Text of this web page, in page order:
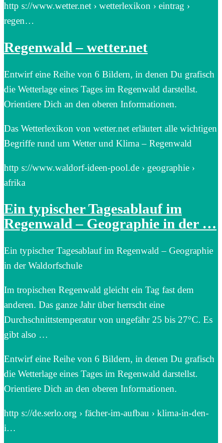
http s://www.wetter.net › wetterlexikon › eintrag ›
regen…
Regenwald – wetter.net
Entwirf eine Reihe von 6 Bildern, in denen Du grafisch
die Wetterlage eines Tages im Regenwald darstellst.
Orientiere Dich an den oberen Informationen.
Das Wetterlexikon von wetter.net erläutert alle wichtigen
Begriffe rund um Wetter und Klima – Regenwald
http s://www.waldorf-ideen-pool.de › geographie ›
afrika
Ein typischer Tagesablauf im
Regenwald – Geographie in der …
Ein typischer Tagesablauf im Regenwald – Geographie
in der Waldorfschule
Im tropischen Regenwald gleicht ein Tag fast dem
anderen. Das ganze Jahr über herrscht eine
Durchschnittstemperatur von ungefähr 25 bis 27°C. Es
gibt also …
Entwirf eine Reihe von 6 Bildern, in denen Du grafisch
die Wetterlage eines Tages im Regenwald darstellst.
Orientiere Dich an den oberen Informationen.
http s://de.serlo.org › fächer-im-aufbau › klima-in-den-
i…